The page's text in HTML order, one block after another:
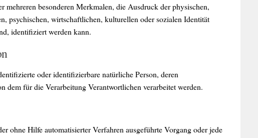
mehreren besonderen Merkmalen, die Ausdruck der physischen,
psychischen, wirtschaftlichen, kulturellen oder sozialen Identität
identifiziert werden kann.
oder identifizierbare natürliche Person, deren
dem für die Verarbeitung Verantwortlichen verarbeitet werden.
ohne Hilfe automatisierter Verfahren ausgeführte Vorgang oder jede